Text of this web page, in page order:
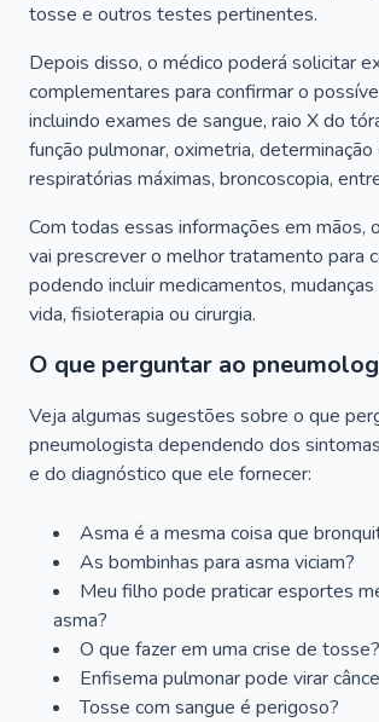
tosse e outros testes pertinentes.
Depois disso, o médico poderá solicitar
complementares para confirmar o
incluindo exames de sangue, raio X do
função pulmonar, oximetria,
respiratórias máximas, broncoscopia,
Com todas essas informações em mãos,
vai prescrever o melhor tratamento para
podendo incluir medicamentos,
vida, fisioterapia ou cirurgia.
O que perguntar ao
Veja algumas sugestões sobre o que
pneumologista dependendo dos
e do diagnóstico que ele fornecer:
Asma é a mesma coisa que
As bombinhas para asma viciam?
Meu filho pode praticar esportes
asma?
O que fazer em uma crise de tosse?
Enfisema pulmonar pode virar
Tosse com sangue é perigoso?